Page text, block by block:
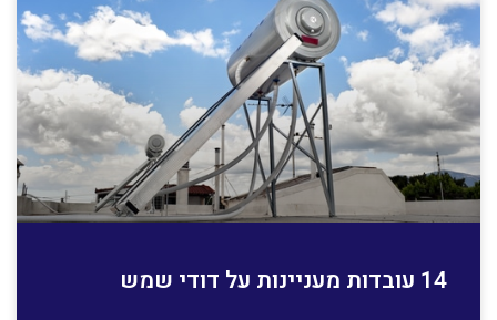
14 עובדות מעניינות על דודי שמש